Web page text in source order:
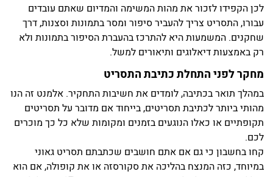
לכן הקפידו לזכור את מהות המשימה והמדיום שאתם עובדים
עבורו, התסריט צריך להעביר סיפור ומסר בתמונות וסצנות, דרך
שחקנים. המשמעות היא להתרכז בהעברת הסיפור בתמונות ולא
רק באמצעות דיאלוגים ותיאורים למשל.
מחקר לפני התחלת כתיבת התסריט
במהלך תואר בכתיבה, לומדים את חשיבות התחקיר. אלמנט זה הנו
מהותי ביותר לכתיבת תסריטים, בייחוד אם מדובר על תסריטים
תקופתיים או כאלו הנוגעים בזמנים ומקומות שלא כל כך מוכרים
לכם.
קחו בחשבון כי גם אם אתם חושבים שכתבתם תסריט גאוני
במיוחד, כזה המנצח בהליכה את סקורסזה או את קופולה, אם הוא